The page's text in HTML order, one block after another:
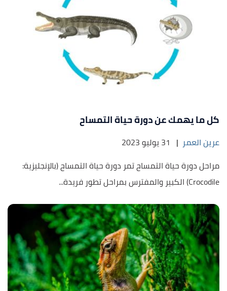
كل ما يهمك عن دورة حياة التمساح
عرين العمر | 31 يوليو 2023
مراحل دورة حياة التمساح تمر دورة حياة التمساح (بالإنجليزية:
Crocodile) الكبير والمفترس بمراحل تطور فريدة...